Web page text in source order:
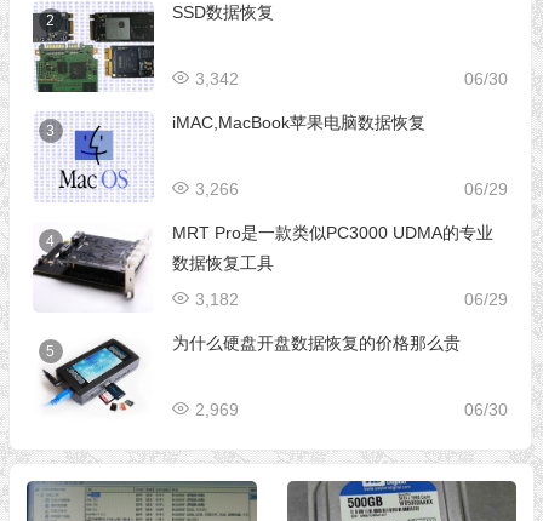
2 SSD数据恢复
06/30
3,342
3 iMAC,MacBook苹果电脑数据恢复
06/29
3,266
4
MRT Pro是一款类似PC3000 UDMA的专业
数据恢复工具
06/29
3,182
5 为什么硬盘开盘数据恢复的价格那么贵
06/30
2,969